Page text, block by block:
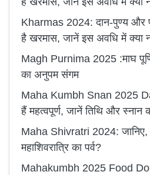
Kharmas 2024: दान-पुण्य और
है खरमास, जानें इस अवधि में क्या
Magh Purnima 2025 :माघ
का अनुपम संगम
Maha Kumbh Snan 2025
हैं महत्वपूर्ण, जानें तिथि और स्नान
Maha Shivratri 2024: जानिए,
महाशिवरात्रि का पर्व?
Mahakumbh 2025 Food